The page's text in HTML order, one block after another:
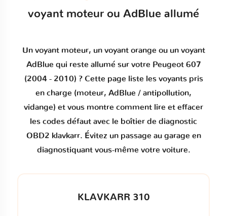
voyant moteur ou AdBlue allumé
Un voyant moteur, un voyant orange ou un voyant
AdBlue qui reste allumé sur votre Peugeot 607
(2004 - 2010) ? Cette page liste les voyants pris
en charge (moteur, AdBlue / antipollution,
vidange) et vous montre comment lire et effacer
les codes défaut avec le boîtier de diagnostic
OBD2 klavkarr. Évitez un passage au garage en
diagnostiquant vous-même votre voiture.
KLAVKARR 310